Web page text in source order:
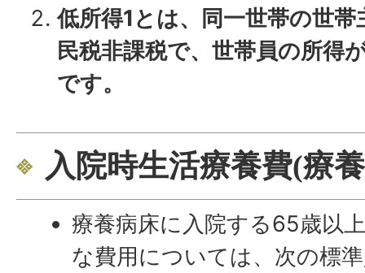
低所得1とは、同一世帯の世
民税非課税で、世帯員の所得
です。
入院時生活療養費(療
療養病床に入院する65歳以
な費用については、次の標